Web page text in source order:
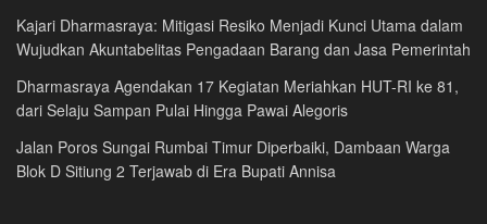
Kajari Dharmasraya: Mitigasi Resiko Menjadi Kunci Utama dalam
Wujudkan Akuntabelitas Pengadaan Barang dan Jasa Pemerintah
Dharmasraya Agendakan 17 Kegiatan Meriahkan HUT-RI ke 81,
dari Selaju Sampan Pulai Hingga Pawai Alegoris
Jalan Poros Sungai Rumbai Timur Diperbaiki, Dambaan Warga
Blok D Sitiung 2 Terjawab di Era Bupati Annisa